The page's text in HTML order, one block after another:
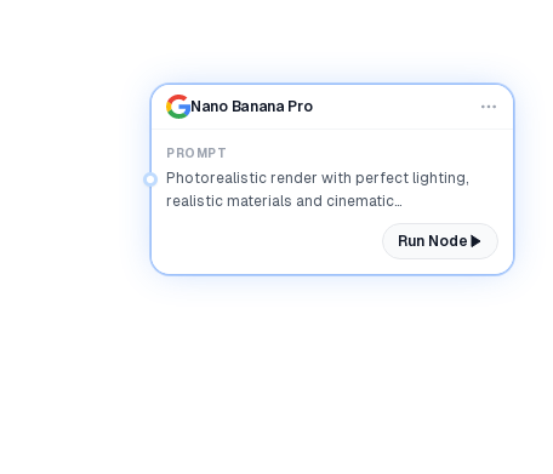
Nano Banana Pro
PROMPT
Photorealistic render with perfect lighting,
realistic materials and cinematic
Run Node